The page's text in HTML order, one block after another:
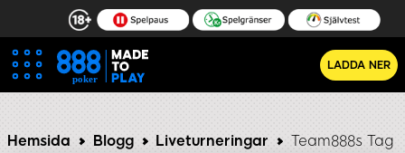
LADDA NER
Hemsida Blogg Liveturneringar Team888s Tag
Team888 tycker till